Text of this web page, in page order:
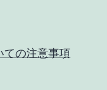
ての注意事項